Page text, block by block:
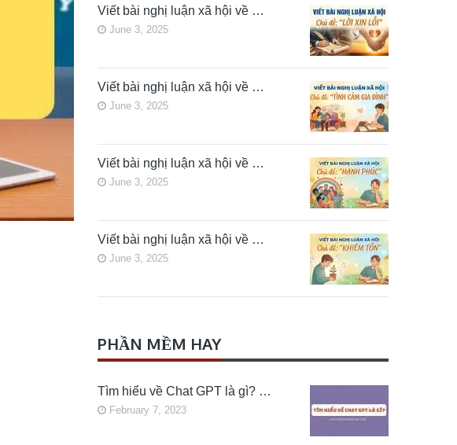
Viết bài nghị luận xã hội về …
June 3, 2025
Viết bài nghị luận xã hội về …
June 3, 2025
Viết bài nghị luận xã hội về …
June 3, 2025
Viết bài nghị luận xã hội về …
June 3, 2025
PHẦN MỀM HAY
Tìm hiểu về Chat GPT là gì? …
February 7, 2023